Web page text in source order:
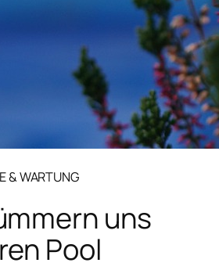
& WARTUNG
uns
Pool